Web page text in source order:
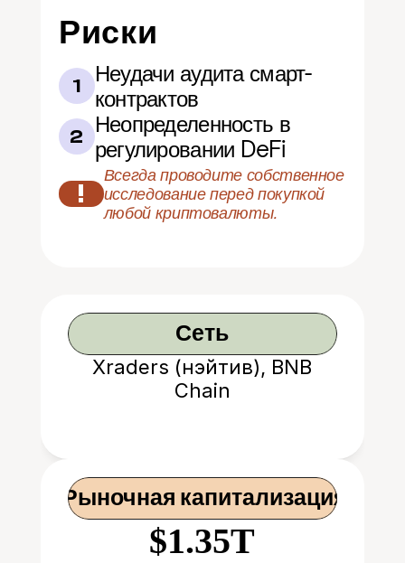
Риски
1
Неудачи аудита смарт-
контрактов
2
Неопределенность в
регулировании DeFi
!
Всегда проводите собственное
исследование перед покупкой
любой криптовалюты.
Сеть
Xraders (нэйтив), BNB
Chain
Рыночная капитализация
$1.35T